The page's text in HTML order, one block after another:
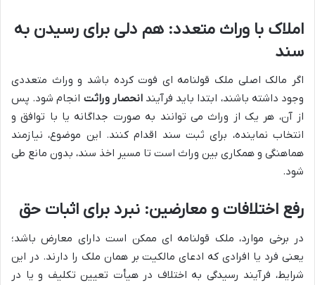
املاک با وراث متعدد: هم دلی برای رسیدن به
سند
اگر مالک اصلی ملک قولنامه ای فوت کرده باشد و وراث متعددی
وجود داشته باشند، ابتدا باید فرآیندانحصار وراثت انجام شود. پس
از آن، هر یک از وراث می توانند به صورت جداگانه یا با توافق و
انتخاب نماینده، برای ثبت سند اقدام کنند. این موضوع، نیازمند
هماهنگی و همکاری بین وراث است تا مسیر اخذ سند، بدون مانع طی
شود.
رفع اختلافات و معارضین: نبرد برای اثبات حق
در برخی موارد، ملک قولنامه ای ممکن است دارای معارض باشد؛
یعنی فرد یا افرادی که ادعای مالکیت بر همان ملک را دارند. در این
شرایط، فرآیند رسیدگی به اختلاف در هیأت تعیین تکلیف و یا در